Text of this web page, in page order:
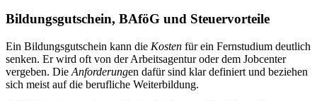
Bildungsgutschein, BAföG und Steuervorteile
Ein Bildungsgutschein kann die Kosten für ein Fernstudium deutlich
senken. Er wird oft von der Arbeitsagentur oder dem Jobcenter
vergeben. Die Anforderungen dafür sind klar definiert und beziehen
sich meist auf die berufliche Weiterbildung.